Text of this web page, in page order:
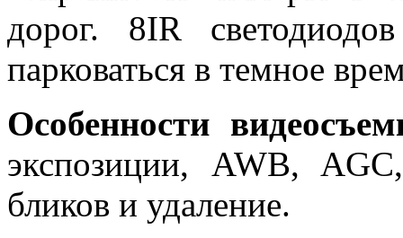
дорог. 8IR
парковаться в темное
Особенности
экспозиции, AWB,
бликов и удаление.